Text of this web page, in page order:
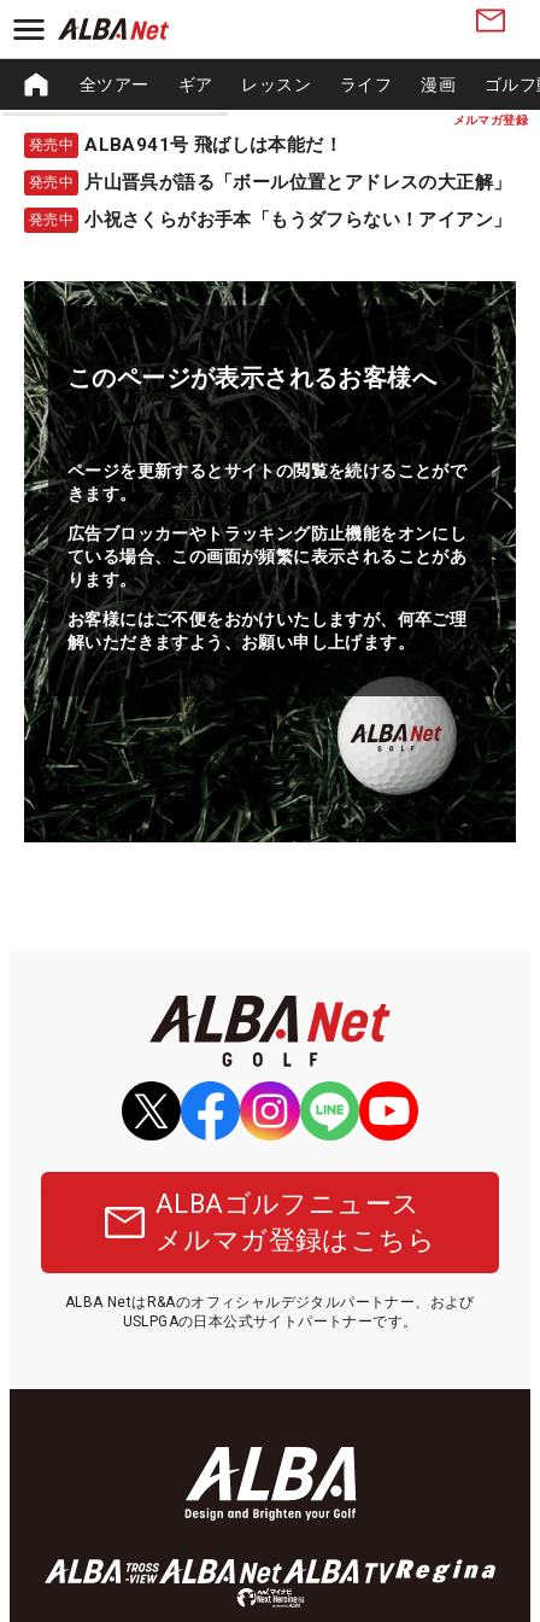
メルマガ登録
全ツアー ギア レッスン ライフ 漫画 ゴル
発売中 ALBA941号 飛ばしは本能だ！
発売中 片山晋呉が語る「ボール位置とアドレスの大正解」
発売中 小祝さくらがお手本「もうダフらない！アイアン」
このページが表示されるお客様へ
ページを更新するとサイトの閲覧を続けることがで
きます。
広告ブロッカーやトラッキング防止機能をオンにし
ている場合、この画面が頻繁に表示されることがあ
ります。
お客様にはご不便をおかけいたしますが、何卒ご理
解いただきますよう、お願い申し上げます。
ALBAゴルフニュース
メルマガ登録はこちら
ALBA NetはR&Aのオフィシャルデジタルパートナー、および
USLPGAの日本公式サイトパートナーです。